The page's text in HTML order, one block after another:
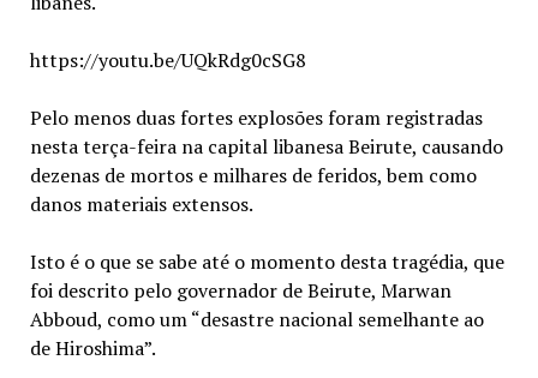
https://youtu.be/UQkRdg0cSG8
Pelo menos duas fortes explosões foram registradas
nesta terça-feira na capital libanesa Beirute, causando
dezenas de mortos e milhares de feridos, bem como
danos materiais extensos.
Isto é o que se sabe até o momento desta tragédia, que
foi descrito pelo governador de Beirute, Marwan
Abboud, como um “desastre nacional semelhante ao
de Hiroshima”.